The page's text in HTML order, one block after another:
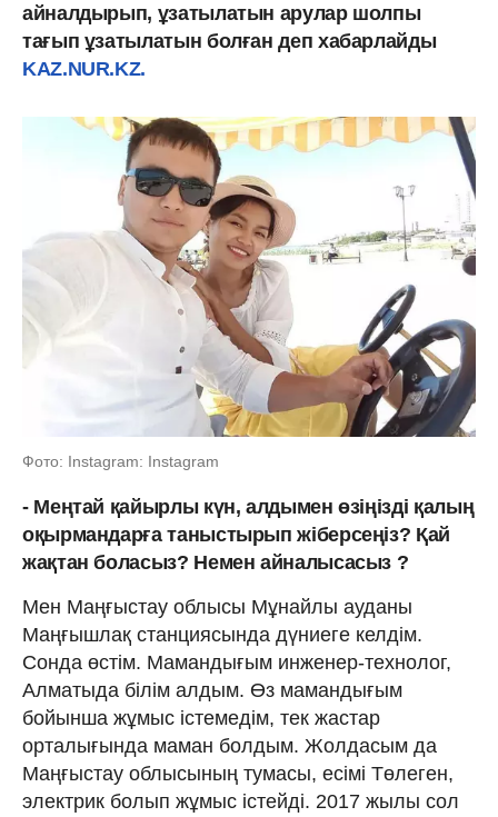
айналдырып, ұзатылатын арулар шолпы
тағып ұзатылатын болған деп хабарлайды
KAZ.NUR.KZ.
Фото: Instagram: Instagram
- Меңтай қайырлы күн, алдымен өзіңізді қалың
оқырмандарға таныстырып жіберсеңіз? Қай
жақтан боласыз? Немен айналысасыз ?
Мен Маңғыстау облысы Мұнайлы ауданы
Маңғышлақ станциясында дүниеге келдім.
Сонда өстім. Мамандығым инженер-технолог,
Алматыда білім алдым. Өз мамандығым
бойынша жұмыс істемедім, тек жастар
орталығында маман болдым. Жолдасым да
Маңғыстау облысының тумасы, есімі Төлеген,
электрик болып жұмыс істейді. 2017 жылы сол